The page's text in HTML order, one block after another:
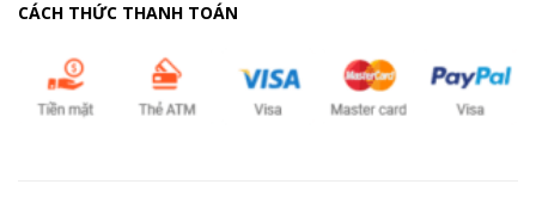
CÁCH THỨC THANH TOÁN